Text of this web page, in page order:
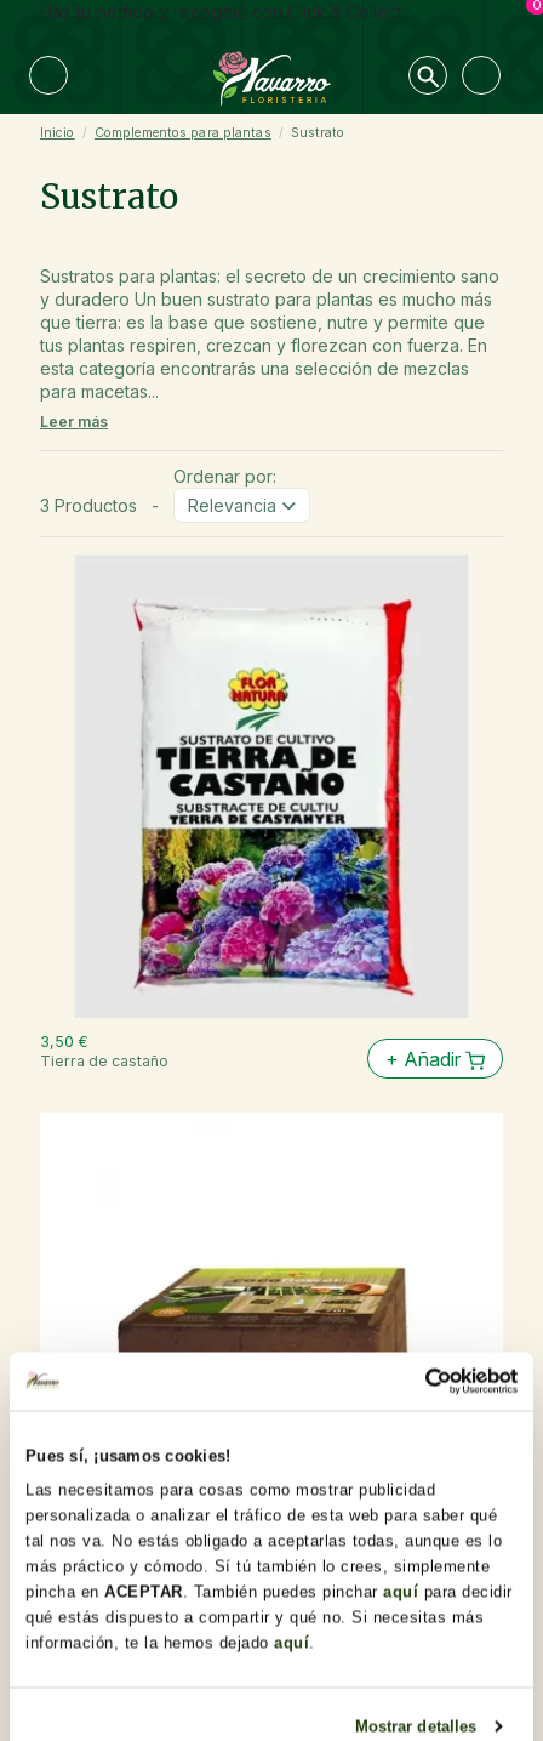
Pues sí, ¡usamos cookies!
Las necesitamos para cosas como mostrar publicidad
personalizada o analizar el tráfico de esta web para saber qué
tal nos va. No estás obligado a aceptarlas todas, aunque es lo
más práctico y cómodo. Sí tú también lo crees, simplemente
pincha enACEPTAR. También puedes pincharaquí para decidir
qué estás dispuesto a compartir y qué no. Si necesitas más
información, te la hemos dejadoaquí.
Mostrar detalles
Haz tu pedido y recogelo con Click & Collect 0
Inicio Complementos para plantas Sustrato
Sustrato
Sustratos para plantas: el secreto de un crecimiento sano
y duradero Un buen sustrato para plantas es mucho más
que tierra: es la base que sostiene, nutre y permite que
tus plantas respiren, crezcan y florezcan con fuerza. En
esta categoría encontrarás una selección de mezclas
para macetas...
Leer más
3 Productos -
Ordenar por:
Relevancia
3,50 €
Tierra de castaño
+ Añadir
4,00 €
Sustrato de coco
+ Añadir